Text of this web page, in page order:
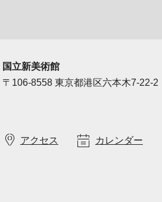
国立新美術館
〒106-8558 東京都港区六本木7-22-2
アクセス カレンダー